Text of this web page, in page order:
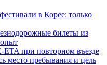
в Корее: только
билеты из
при повторном въезде
место пребывания и цель